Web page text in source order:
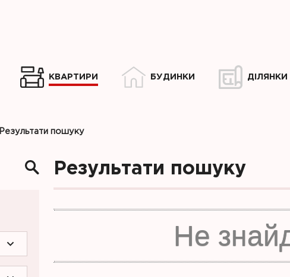
КВАРТИРИ БУДИНКИ ДІЛЯНКИ
Результати пошуку
Результати пошуку
Не